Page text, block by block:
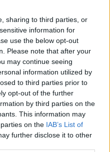
sharing to third parties, or
information for
use the below opt-out
Please note that after your
may continue seeing
information utilized by
to third parties prior to
opt-out of the further
by third parties on the
This information may
on the IAB’s List of
further disclose it to other
mit frischer